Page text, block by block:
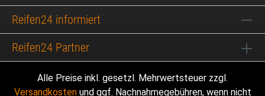
Reifen24 informiert
Reifen24 Partner
Alle Preise inkl. gesetzl. Mehrwertsteuer zzgl.
Versandkostenund ggf. Nachnahmegebühren, wenn nicht